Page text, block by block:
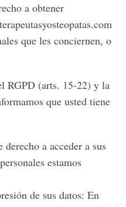
a obtener
que les conciernen, o
RGPD (arts. 15-22) y la
que usted tiene
a acceder a sus
estamos
de sus datos: En